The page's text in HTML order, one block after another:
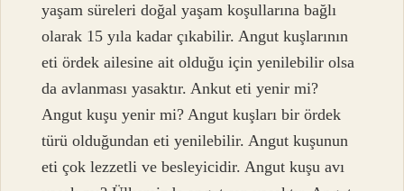
yaşam süreleri doğal yaşam koşullarına bağlı
olarak 15 yıla kadar çıkabilir. Angut kuşlarının
eti ördek ailesine ait olduğu için yenilebilir olsa
da avlanması yasaktır. Ankut eti yenir mi?
Angut kuşu yenir mi? Angut kuşları bir ördek
türü olduğundan eti yenilebilir. Angut kuşunun
eti çok lezzetli ve besleyicidir. Angut kuşu avı